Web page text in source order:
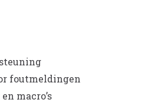
foutmeldingen
macro’s